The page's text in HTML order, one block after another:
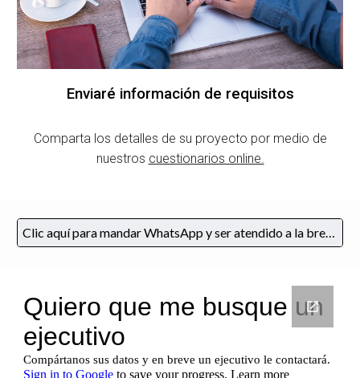
Enviaré información de requisitos
Comparta los detalles de su proyecto por medio de
nuestros cuestionarios online.
Clic aquí para mandar WhatsApp y ser atendido a la brevedad.